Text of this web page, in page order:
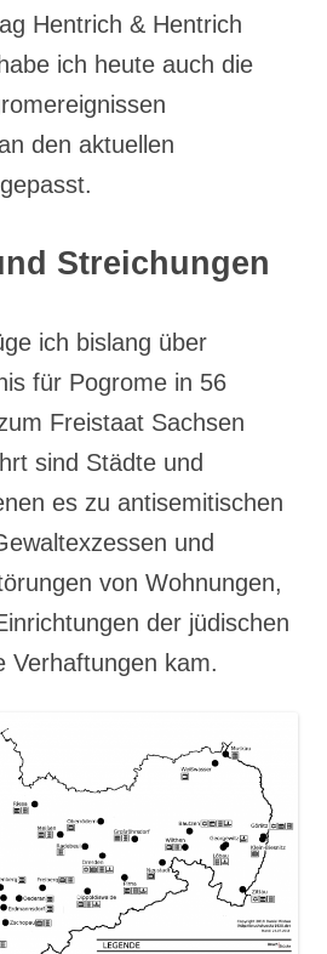
Hentrich & Hentrich
ich heute auch die
den aktuellen
Streichungen
ich bislang über
für Pogrome in 56
Freistaat Sachsen
sind Städte und
es zu antisemitischen
und
von Wohnungen,
der jüdischen
Verhaftungen kam.